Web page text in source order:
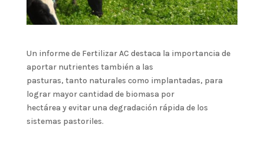
Un informe de Fertilizar AC destaca la importancia de
aportar nutrientes también a las
pasturas, tanto naturales como implantadas, para
lograr mayor cantidad de biomasa por
hectárea y evitar una degradación rápida de los
sistemas pastoriles.